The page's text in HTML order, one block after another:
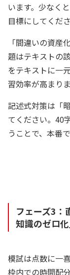
います。少なく
目標にしてくださ
「間違いの資産
題はテキストの
をテキストに一
習効率が高まりま
記述式対策は「
てください。40
うことで、本番
フェーズ3：
知識のゼロ
模試は点数に一
枠内での時間配